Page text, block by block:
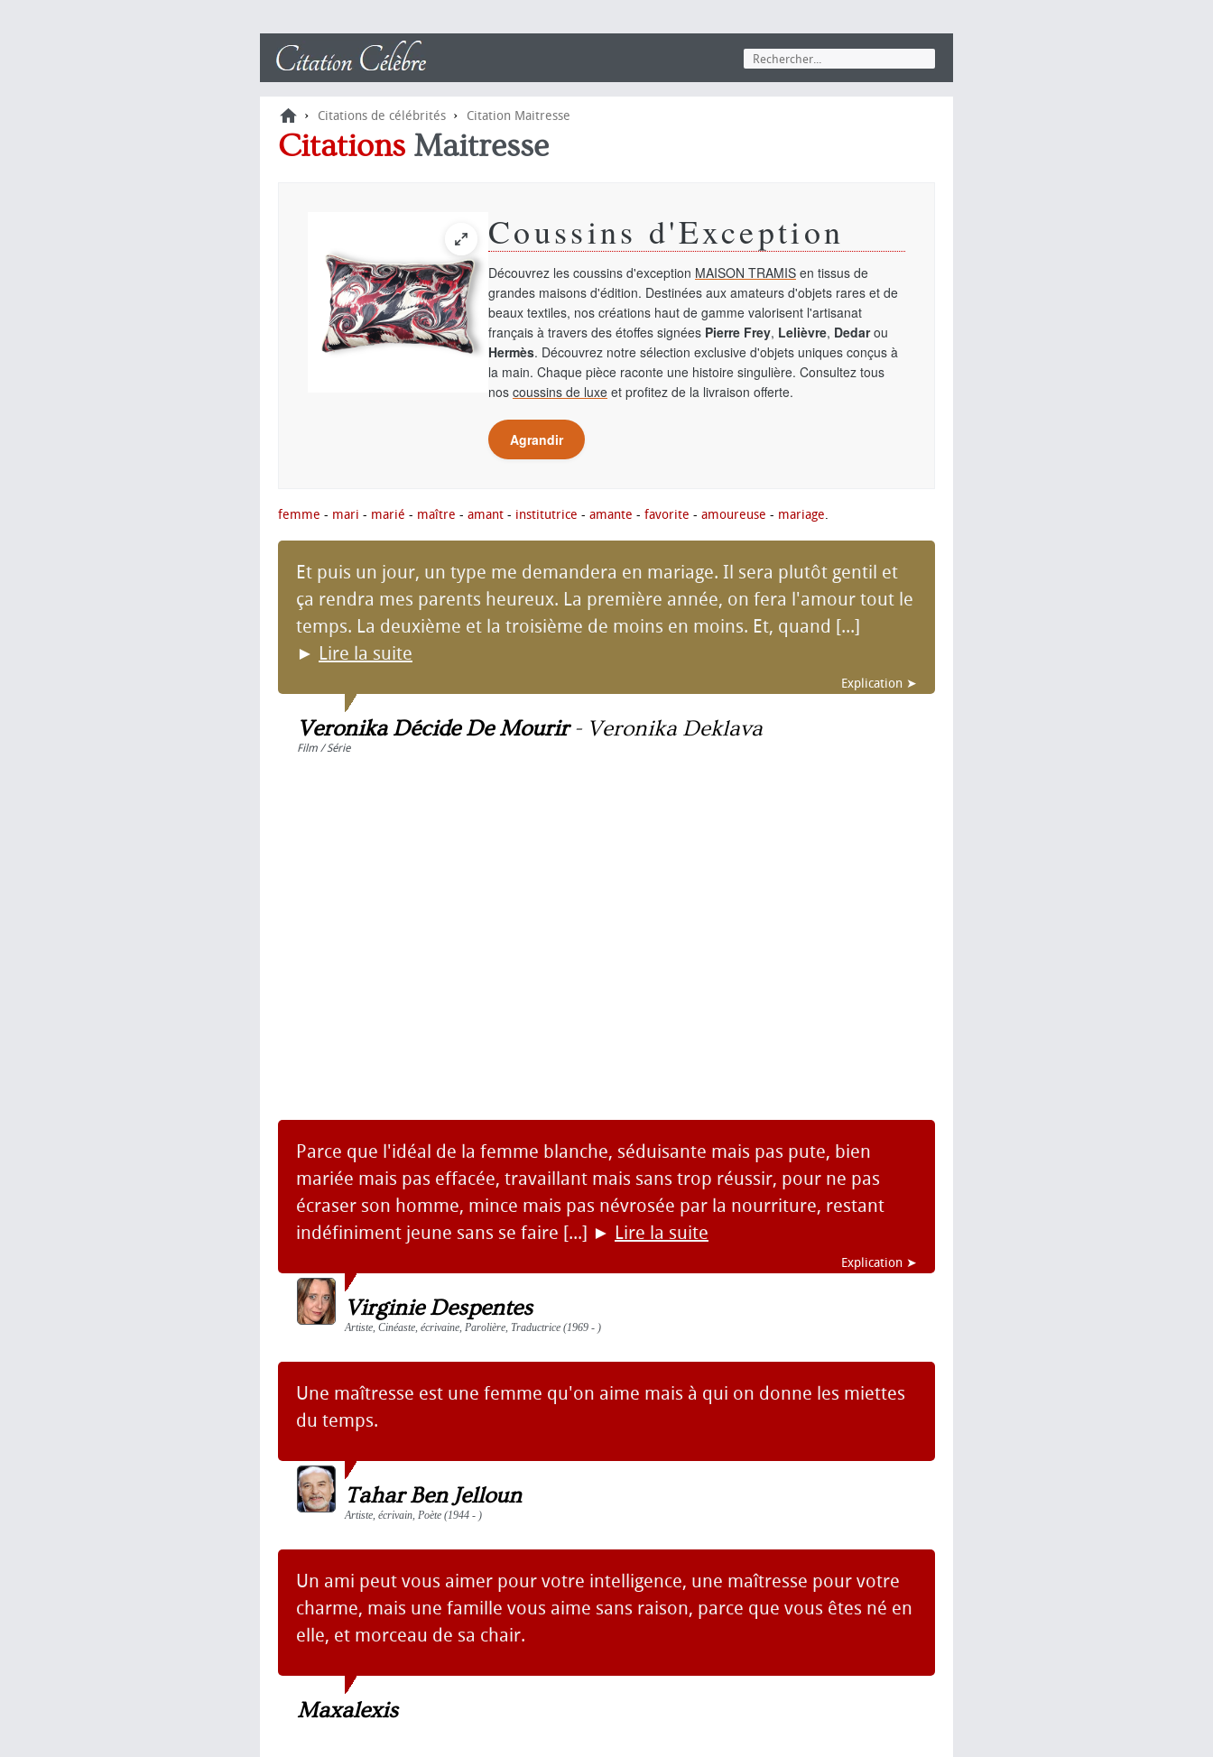
› Citations de célébrités › Citation Maitresse
Citations Maitresse
Coussins d'Exception
Découvrez les coussins d'exception MAISON TRAMIS en tissus de
grandes maisons d'édition. Destinées aux amateurs d'objets rares et de
beaux textiles, nos créations haut de gamme valorisent l'artisanat
français à travers des étoffes signées Pierre Frey, Lelièvre, Dedarou
Hermès. Découvrez notre sélection exclusive d'objets uniques conçus à
la main. Chaque pièce raconte une histoire singulière. Consultez tous
nos coussins de luxe et profitez de la livraison offerte.
Agrandir
femme - mari - marié - maître - amant - institutrice - amante - favorite - amoureuse - mariage.
Et puis un jour, un type me demandera en mariage. Il sera plutôt gentil et
ça rendra mes parents heureux. La première année, on fera l'amour tout le
temps. La deuxième et la troisième de moins en moins. Et, quand [...]
► Lire la suite
Explication ➤
Veronika Décide De Mourir- Veronika Deklava
Film / Série
Parce que l'idéal de la femme blanche, séduisante mais pas pute, bien
mariée mais pas effacée, travaillant mais sans trop réussir, pour ne pas
écraser son homme, mince mais pas névrosée par la nourriture, restant
indéfiniment jeune sans se faire [...] ► Lire la suite
Explication ➤
Virginie Despentes
Artiste, Cinéaste, écrivaine, Parolière, Traductrice (1969 - )
Une maîtresse est une femme qu'on aime mais à qui on donne les miettes
du temps.
Tahar Ben Jelloun
Artiste, écrivain, Poète (1944 - )
Un ami peut vous aimer pour votre intelligence, une maîtresse pour votre
charme, mais une famille vous aime sans raison, parce que vous êtes né en
elle, et morceau de sa chair.
Maxalexis